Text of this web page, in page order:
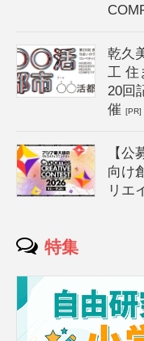
乾久
工 住
20回
催[PR]
【
向け
リエ
特集